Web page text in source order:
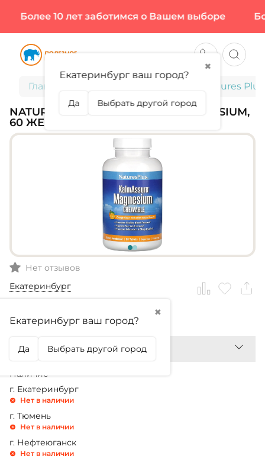
Более 10 лет заботимся о Вашем выборе
Главная Natures
NATURES PLUS, KALMASSURE MAGNESIUM,
60 ЖЕВ ТАБЛ (60 ПОРЦИЙ)
Нет отзывов
Екатеринбург
✖
Екатеринбург ваш город?
Да Выбрать другой город
2 599,99₽
Наличие
г. Екатеринбург
Нет в наличии
г. Тюмень
Нет в наличии
г. Нефтеюганск
Нет в наличии
✖
Екатеринбург ваш город?
Да Выбрать другой город